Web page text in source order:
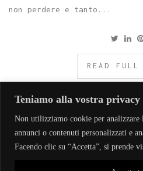
Teniamo alla vostra privacy
Non utilizziamo cookie per analizzare
annunci o contenuti personalizzati e
Facendo clic su “Accetta”, si prende
non perdere e tanto...
READ FULL